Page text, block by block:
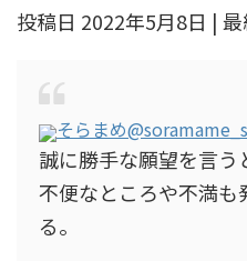
投稿日 2022年5月8日 |
そらまめ
誠に勝手な願望を言う
不便なところや不満も
る。